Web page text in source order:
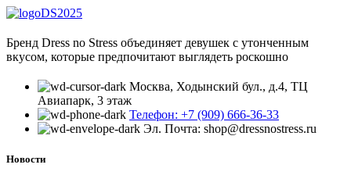
составляла2097 ₽.
Бренд Dress no Stress объединяет девушек с утонченным
вкусом, которые предпочитают выглядеть роскошно
Москва, Ходынский бул., д.4, ТЦ
Авиапарк, 3 этаж
Телефон: +7 (909) 666-36-33
Эл. Почта: shop@dressnostress.ru
Новости